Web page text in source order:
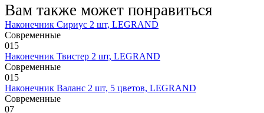
Вам также может понравиться
Наконечник Сириус 2 шт, LEGRAND
Современные
015
Наконечник Твистер 2 шт, LEGRAND
Современные
015
Наконечник Валанс 2 шт, 5 цветов, LEGRAND
Современные
07